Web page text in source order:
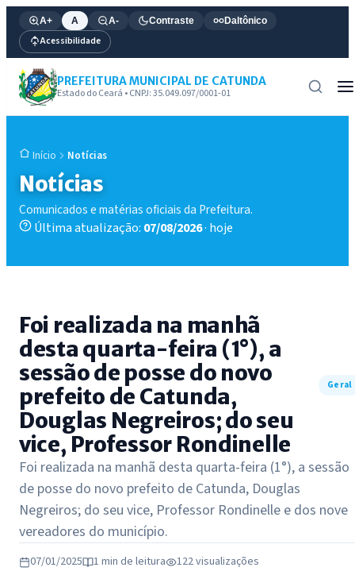
A+ A A- Contraste Daltônico
Acessibilidade
PREFEITURA MUNICIPAL DE CATUNDA
Estado do Ceará • CNPJ: 35.049.097/0001-01
Início Notícias
Notícias
Comunicados e matérias oficiais da Prefeitura.
Última atualização: 07/08/2026· hoje
Foi realizada na manhã
desta quarta-feira (1°), a
sessão de posse do novo
prefeito de Catunda,
Douglas Negreiros; do seu
vice, Professor Rondinelle
Geral
Foi realizada na manhã desta quarta-feira (1°), a sessão
de posse do novo prefeito de Catunda, Douglas
Negreiros; do seu vice, Professor Rondinelle e dos nove
vereadores do município.
07/01/2025 1 min de leitura 122 visualizações